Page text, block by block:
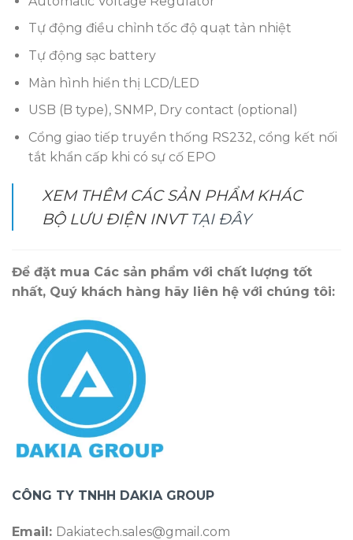
Tự động điều chỉnh tốc độ quạt tản nhiệt
Tự động sạc battery
Màn hình hiển thị LCD/LED
USB (B type), SNMP, Dry contact (optional)
Cổng giao tiếp truyền thống RS232, cổng kết nối
tắt khẩn cấp khi có sự cố EPO
XEM THÊM CÁC SẢN PHẨM KHÁC
BỘ LƯU ĐIỆN INVT TẠI ĐÂY
Để đặt mua Các sản phẩm với chất lượng tốt
nhất, Quý khách hàng hãy liên hệ với chúng tôi:
CÔNG TY TNHH DAKIA GROUP
Email: Dakiatech.sales@gmail.com